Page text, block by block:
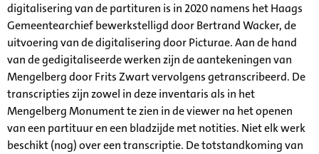
digitalisering van de partituren is in 2020 namens het Haags
Gemeentearchief bewerkstelligd door Bertrand Wacker, de
uitvoering van de digitalisering door Picturae. Aan de hand
van de gedigitaliseerde werken zijn de aantekeningen van
Mengelberg door Frits Zwart vervolgens getranscribeerd. De
transcripties zijn zowel in deze inventaris als in het
Mengelberg Monument te zien in de viewer na het openen
van een partituur en een bladzijde met notities. Niet elk werk
beschikt (nog) over een transcriptie. De totstandkoming van